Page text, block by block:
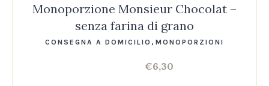
Monoporzione Monsieur Chocolat –
senza farina di grano
CONSEGNA A DOMICILIO , MONOPORZIONI
€6,30